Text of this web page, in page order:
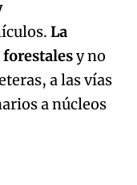
La
y no
a las vías
a núcleos